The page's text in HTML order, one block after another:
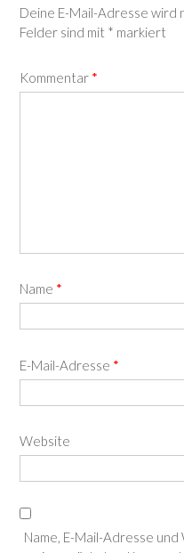
Deine E-Mail-Adresse wird
Felder sind mit * markiert
Kommentar *
Name *
E-Mail-Adresse *
Website
Name, E-Mail-Adresse